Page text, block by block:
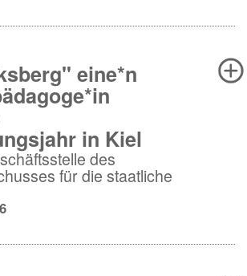
eine*n
in Kiel
des
für die staatliche